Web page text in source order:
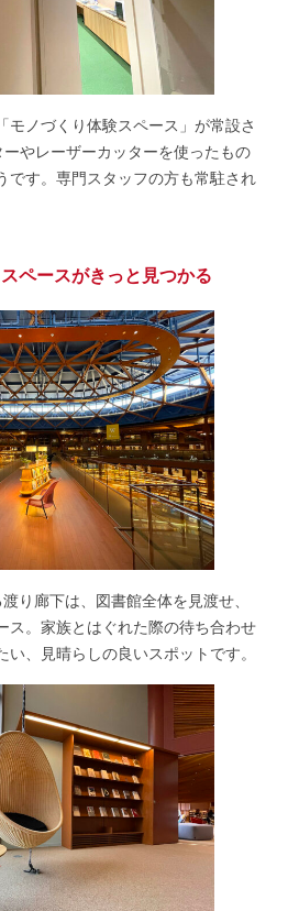
モノづくり体験スペース」が常設さ
やレーザーカッターを使ったもの
です。専門スタッフの方も常駐され
ペースがきっと見つかる
り廊下は、図書館全体を見渡せ、
ス。家族とはぐれた際の待ち合わせ
、見晴らしの良いスポットです。